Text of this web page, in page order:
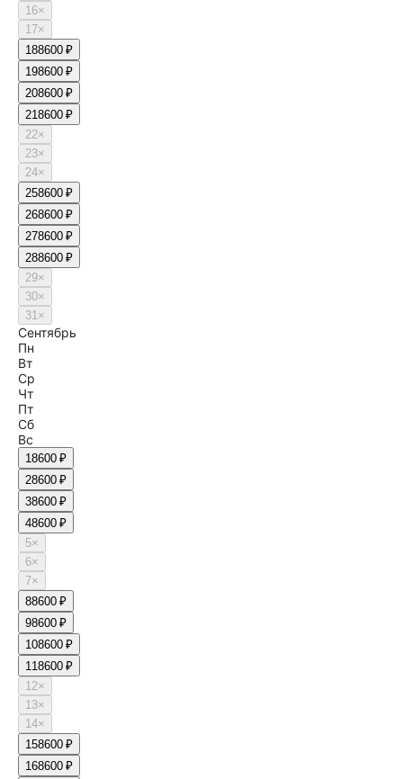
16×
17×
188600 ₽
198600 ₽
208600 ₽
218600 ₽
22×
23×
24×
258600 ₽
268600 ₽
278600 ₽
288600 ₽
29×
30×
31×
Сентябрь
Пн
Вт
Ср
Чт
Пт
Сб
Вс
18600 ₽
28600 ₽
38600 ₽
48600 ₽
5×
6×
7×
88600 ₽
98600 ₽
108600 ₽
118600 ₽
12×
13×
14×
158600 ₽
168600 ₽